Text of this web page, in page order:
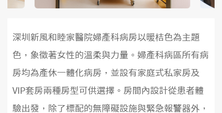
深圳新風和睦家醫院婦產科病房以暖桔色為主題
色，象徵著女性的溫柔與力量。婦產科病區所有病
房均為產休一體化病房，並設有家庭式私家房及
VIP套房兩種房型可供選擇。房間內設計從患者體
驗出發，除了標配的無障礙設施與緊急報警器外，